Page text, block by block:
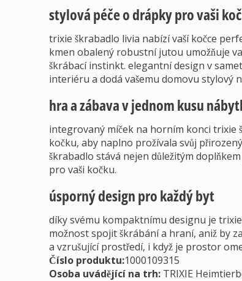
stylová péče o drápky pro vaši
trixie škrabadlo livia nabízí vaší kočce
kmen obalený robustní jutou umožňuje
škrábací instinkt. elegantní design v
interiéru a dodá vašemu domovu stylový
hra a zábava v jednom kusu
integrovaný míček na horním konci trixie
kočku, aby naplno prožívala svůj
škrabadlo stává nejen důležitým
pro vaši kočku.
úsporný design pro každý byt
díky svému kompaktnímu designu je
možnost spojit škrábání a hraní, aniž by
a vzrušující prostředí, i když je prostor
Číslo produktu:1000109315
Osoba uvádějící na trh: TRIXIE